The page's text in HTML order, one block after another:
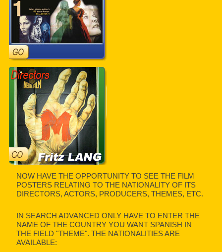
NOW HAVE THE OPPORTUNITY TO SEE THE FILM
POSTERS RELATING TO THE NATIONALITY OF ITS
DIRECTORS, ACTORS, PRODUCERS, THEMES, ETC.
IN SEARCH ADVANCED ONLY HAVE TO ENTER THE
NAME OF THE COUNTRY YOU WANT SPANISH IN
THE FIELD "THEME". THE NATIONALITIES ARE
AVAILABLE: